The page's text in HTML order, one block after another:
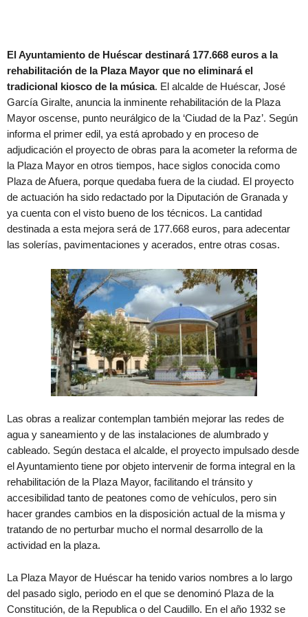
El Ayuntamiento de Huéscar destinará 177.668 euros a la
rehabilitación de la Plaza Mayor que no eliminará el
tradicional kiosco de la música. El alcalde de Huéscar, José
García Giralte, anuncia la inminente rehabilitación de la Plaza
Mayor oscense, punto neurálgico de la ‘Ciudad de la Paz’. Según
informa el primer edil, ya está aprobado y en proceso de
adjudicación el proyecto de obras para la acometer la reforma de
la Plaza Mayor en otros tiempos, hace siglos conocida como
Plaza de Afuera, porque quedaba fuera de la ciudad. El proyecto
de actuación ha sido redactado por la Diputación de Granada y
ya cuenta con el visto bueno de los técnicos. La cantidad
destinada a esta mejora será de 177.668 euros, para adecentar
las solerías, pavimentaciones y acerados, entre otras cosas.
Las obras a realizar contemplan también mejorar las redes de
agua y saneamiento y de las instalaciones de alumbrado y
cableado. Según destaca el alcalde, el proyecto impulsado desde
el Ayuntamiento tiene por objeto intervenir de forma integral en la
rehabilitación de la Plaza Mayor, facilitando el tránsito y
accesibilidad tanto de peatones como de vehículos, pero sin
hacer grandes cambios en la disposición actual de la misma y
tratando de no perturbar mucho el normal desarrollo de la
actividad en la plaza.
La Plaza Mayor de Huéscar ha tenido varios nombres a lo largo
del pasado siglo, periodo en el que se denominó Plaza de la
Constitución, de la Republica o del Caudillo. En el año 1932 se